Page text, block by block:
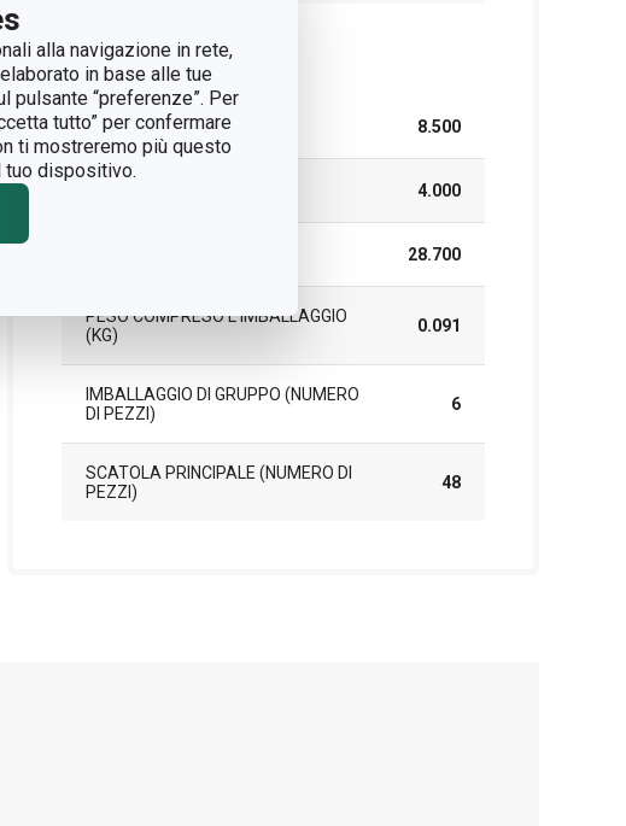
alla navigazione in rete,
in base alle tue
pulsante “preferenze”. Per
tutto” per confermare
ti mostreremo più questo
tuo dispositivo.
Pacchetto
LARGHEZZA (CM) 8.500
4.000
28.700
PESO COMPRESO L'IMBALLAGGIO
(KG)
0.091
IMBALLAGGIO DI GRUPPO (NUMERO
DI PEZZI)
6
SCATOLA PRINCIPALE (NUMERO DI
PEZZI)
48